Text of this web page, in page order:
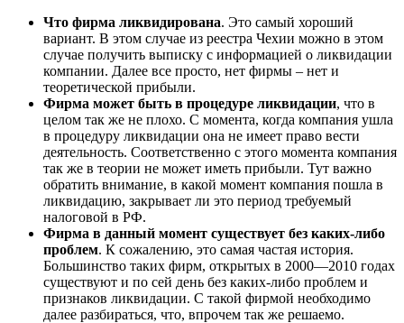
Что фирма ликвидирована. Это самый хороший
вариант. В этом случае из реестра Чехии можно в этом
случае получить выписку с информацией о ликвидации
компании. Далее все просто, нет фирмы – нет и
теоретической прибыли.
Фирма может быть в процедуре ликвидации, что в
целом так же не плохо. С момента, когда компания ушла
в процедуру ликвидации она не имеет право вести
деятельность. Соответственно с этого момента компания
так же в теории не может иметь прибыли. Тут важно
обратить внимание, в какой момент компания пошла в
ликвидацию, закрывает ли это период требуемый
налоговой в РФ.
Фирма в данный момент существует без каких-либо
проблем. К сожалению, это самая частая история.
Большинство таких фирм, открытых в 2000—2010 годах
существуют и по сей день без каких-либо проблем и
признаков ликвидации. С такой фирмой необходимо
далее разбираться, что, впрочем так же решаемо.